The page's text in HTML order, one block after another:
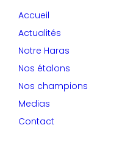
Accueil
Actualités
Notre Haras
Nos étalons
Nos champions
Medias
Contact